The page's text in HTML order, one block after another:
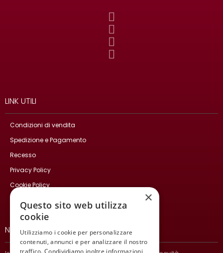
LINK UTILI
Condizioni di vendita
Spedizione e Pagamento
Recesso
Privacy Policy
Cookie Policy
NEWSLETTER
×
Questo sito web utilizza
cookie
Utilizziamo i cookie per personalizzare
contenuti, annunci e per analizzare il nostro
traffico. Condividiamo inoltre informazioni